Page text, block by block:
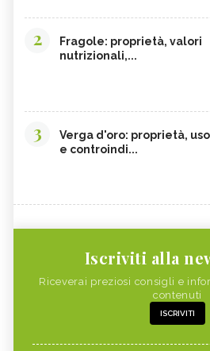
2
Fragole: proprietà, valori
nutrizionali,...
3
Verga d'oro: proprietà, uso
e controindi...
Iscriviti alla
Riceverai preziosi consigli e
contenuti
ISCRIVITI